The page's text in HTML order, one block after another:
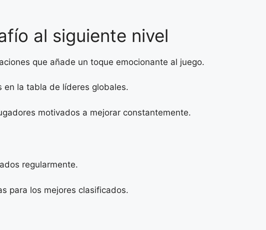
al siguiente nivel
que añade un toque emocionante al juego.
en la tabla de líderes globales.
motivados a mejorar constantemente.
regularmente.
para los mejores clasificados.